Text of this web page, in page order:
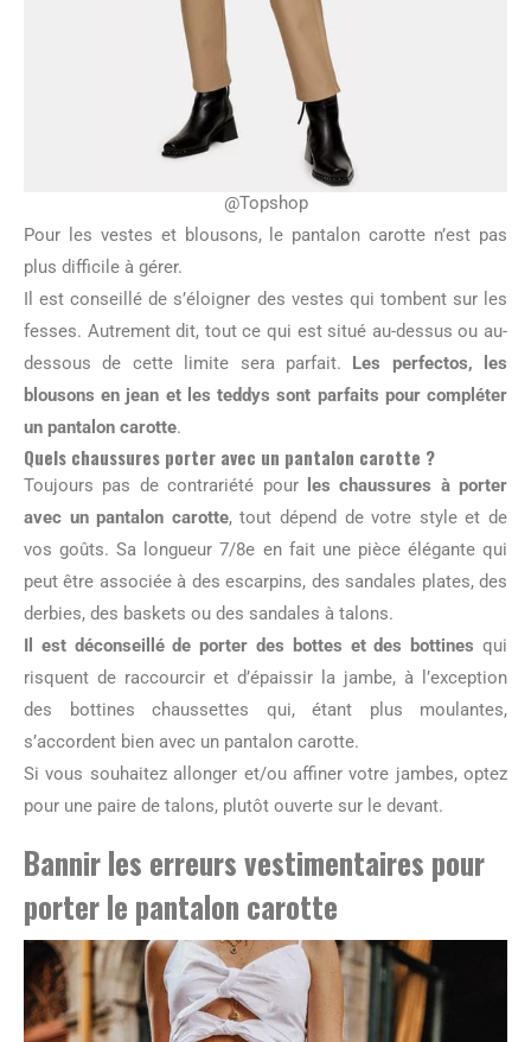
@Topshop
Pour les vestes et blousons, le pantalon carotte n’est pas
plus difficile à gérer.
Il est conseillé de s’éloigner des vestes qui tombent sur les
fesses. Autrement dit, tout ce qui est situé au-dessus ou au-
dessous de cette limite sera parfait. Les perfectos, les
blousons en jean et les teddys sont parfaits pour compléter
un pantalon carotte.
Quels chaussures porter avec un pantalon carotte ?
Toujours pas de contrariété pour
les chaussures à porter
avec un pantalon carotte, tout dépend de votre style et de
vos goûts. Sa longueur 7/8e en fait une pièce élégante qui
peut être associée à des escarpins, des sandales plates, des
derbies, des baskets ou des sandales à talons.
Il est déconseillé de porter des bottes et des bottines qui
risquent de raccourcir et d’épaissir la jambe, à l’exception
des bottines chaussettes qui, étant plus moulantes,
s’accordent bien avec un pantalon carotte.
Si vous souhaitez allonger et/ou affiner votre jambes, optez
pour une paire de talons, plutôt ouverte sur le devant.
Bannir les erreurs vestimentaires pour
porter le pantalon carotte